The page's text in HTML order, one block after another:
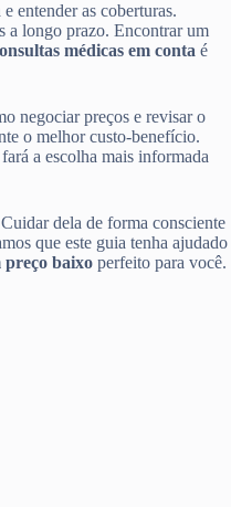
entender as coberturas.
a longo prazo. Encontrar um
médicas em conta é
negociar preços e revisar o
o melhor custo-benefício.
a escolha mais informada
dela de forma consciente
que este guia tenha ajudado
preço baixo perfeito para você.